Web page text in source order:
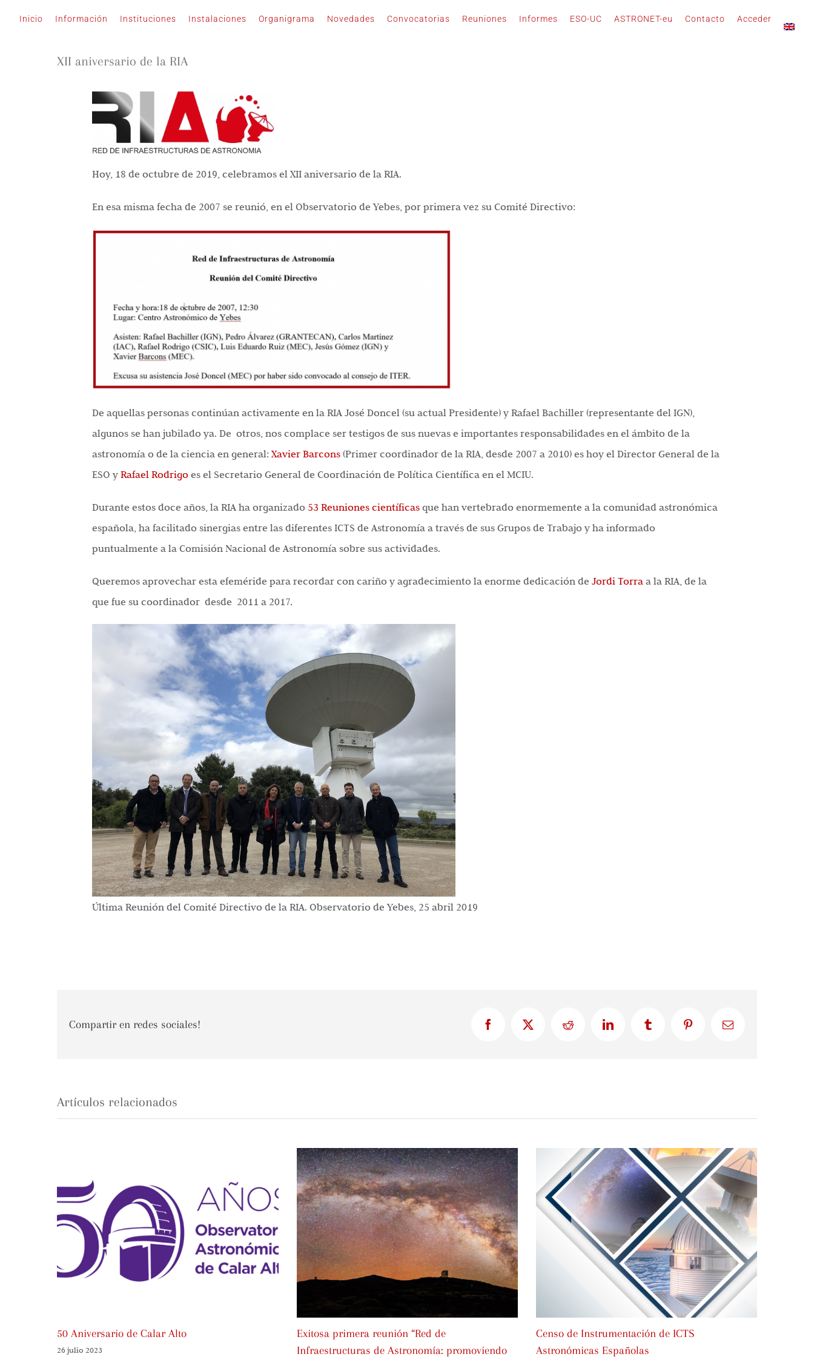
Inicio Información Instituciones Instalaciones Organigrama Novedades Convocatorias Reuniones Informes ESO-UC ASTRONET-eu Contacto Acceder
XII aniversario de la RIA
Hoy, 18 de octubre de 2019, celebramos el XII aniversario de la RIA.
En esa misma fecha de 2007 se reunió, en el Observatorio de Yebes, por primera vez su Comité Directivo:
De aquellas personas continúan activamente en la RIA José Doncel (su actual Presidente) y Rafael Bachiller (representante del IGN),
algunos se han jubilado ya. De otros, nos complace ser testigos de sus nuevas e importantes responsabilidades en el ámbito de la
astronomía o de la ciencia en general: Xavier Barcons(Primer coordinador de la RIA, desde 2007 a 2010) es hoy el Director General de la
ESO y Rafael Rodrigo es el Secretario General de Coordinación de Política Científica en el MCIU.
Durante estos doce años, la RIA ha organizado 53 Reuniones científicasque han vertebrado enormemente a la comunidad astronómica
española, ha facilitado sinergias entre las diferentes ICTS de Astronomía a través de sus Grupos de Trabajo y ha informado
puntualmente a la Comisión Nacional de Astronomía sobre sus actividades.
Queremos aprovechar esta efeméride para recordar con cariño y agradecimiento la enorme dedicación de Jordi Torraa la RIA, de la
que fue su coordinador desde 2011 a 2017.
Última Reunión del Comité Directivo de la RIA. Observatorio de Yebes, 25 abril 2019
Compartir en redes sociales! FacebookX Reddit LinkedInTumblr PinterestCorreo
Artículos relacionados
50 Aniversario de Calar Alto
26 julio 2023
Exitosa primera reunión “Red de
Infraestructuras de Astronomía: promoviendo
Censo de Instrumentación de ICTS
Astronómicas Españolas